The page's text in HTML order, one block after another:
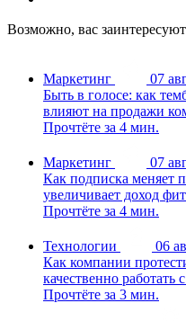
Возможно, вас
Маркетинг
07
Быть в голосе: как
влияют на продажи
Прочтёте за 4 мин.
Маркетинг
07
Как подписка меняет
увеличивает доход
Прочтёте за 4 мин.
Технологии
06
Как компании
качественно работать
Прочтёте за 3 мин.